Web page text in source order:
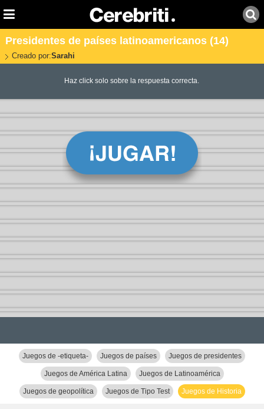
Presidentes de países latinoamericanos (14)
Creado por:Sarahi
Haz click solo sobre la respuesta correcta.
Juegos de -etiqueta- Juegos de países Juegos de presidentes
Juegos de América Latina Juegos de Latinoamérica
Juegos de geopolítica Juegos de Tipo Test Juegos de Historia